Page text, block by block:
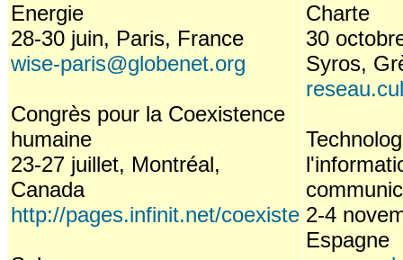
Energie
28-30 juin, Paris, France
wise-paris@globenet.org
Congrès pour la Coexistence
humaine
23-27 juillet, Montréal,
Canada
http://pages.infinit.net/coexiste
Charte
30
Syros,
2-4
Espagne